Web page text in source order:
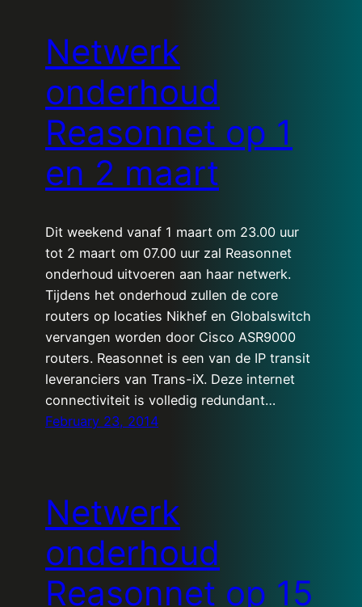
Netwerk
onderhoud
Reasonnet op 1
en 2 maart
Dit weekend vanaf 1 maart om 23.00 uur
tot 2 maart om 07.00 uur zal Reasonnet
onderhoud uitvoeren aan haar netwerk.
Tijdens het onderhoud zullen de core
routers op locaties Nikhef en Globalswitch
vervangen worden door Cisco ASR9000
routers. Reasonnet is een van de IP transit
leveranciers van Trans-iX. Deze internet
connectiviteit is volledig redundant…
February 23, 2014
Netwerk
onderhoud
Reasonnet op 15